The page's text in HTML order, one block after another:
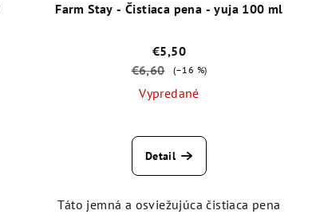
Farm Stay - Čistiaca pena - yuja 100 ml
€5,50
€6,60
(–16 %)
Vypredané
hodnotenie
produktu
je
4,3
Detail
Táto jemná a osviežujúca čistiaca pena